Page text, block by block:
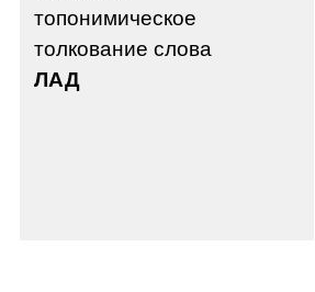
топонимическое
толкование слова
ЛАД